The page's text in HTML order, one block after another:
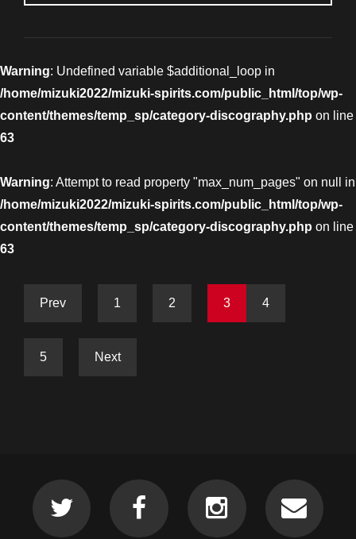
Warning: Undefined variable $additional_loop in
/home/mizuki2022/mizuki-spirits.com/public_html/top/wp-
content/themes/temp_sp/category-discography.php on line
63
Warning: Attempt to read property "max_num_pages" on null in
/home/mizuki2022/mizuki-spirits.com/public_html/top/wp-
content/themes/temp_sp/category-discography.php on line
63
Prev 1 2 3 4
5 Next